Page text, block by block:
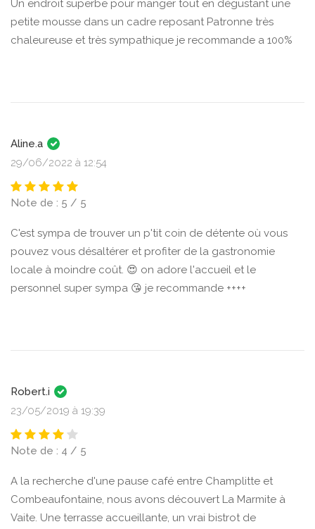
Un endroit superbe pour manger tout en dégustant une
petite mousse dans un cadre reposant Patronne très
chaleureuse et très sympathique je recommande a 100%
Aline.a
29/06/2022 à 12:54
Note de : 5 / 5
C'est sympa de trouver un p'tit coin de détente où vous
pouvez vous désaltérer et profiter de la gastronomie
locale à moindre coût. 😍 on adore l'accueil et le
personnel super sympa 😘 je recommande ++++
Robert.i
23/05/2019 à 19:39
Note de : 4 / 5
A la recherche d'une pause café entre Champlitte et
Combeaufontaine, nous avons découvert La Marmite à
Vaite. Une terrasse accueillante, un vrai bistrot de